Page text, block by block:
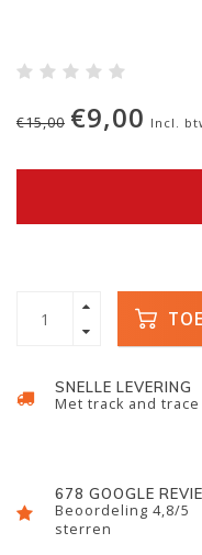
€15,00 €9,00 Incl.
SNELLE LEVERING
Met track and trace
678 GOOGLE
Beoordeling 4,8/5
sterren